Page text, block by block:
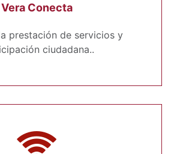
Vera Conecta
prestación de servicios y
ciudadana..